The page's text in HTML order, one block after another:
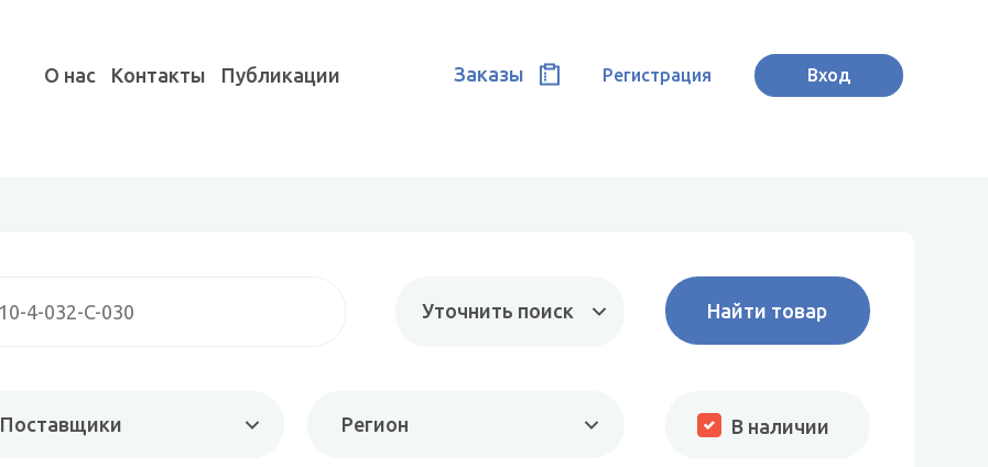
О нас Контакты Публикации Заказы Регистрация Вход
Уточнить поиск
Поставщики Регион В наличии